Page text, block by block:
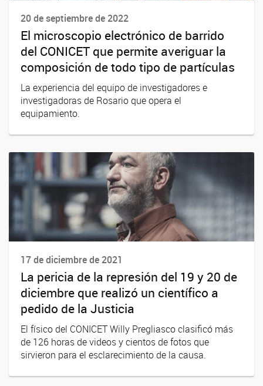
20 de septiembre de 2022
El microscopio electrónico de barrido
del CONICET que permite averiguar la
composición de todo tipo de partículas
La experiencia del equipo de investigadores e
investigadoras de Rosario que opera el
equipamiento.
17 de diciembre de 2021
La pericia de la represión del 19 y 20 de
diciembre que realizó un científico a
pedido de la Justicia
El físico del CONICET Willy Pregliasco clasificó más
de 126 horas de videos y cientos de fotos que
sirvieron para el esclarecimiento de la causa.